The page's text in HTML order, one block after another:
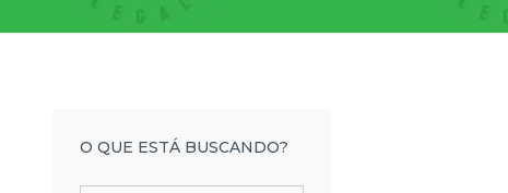
O QUE ESTÁ BUSCANDO?